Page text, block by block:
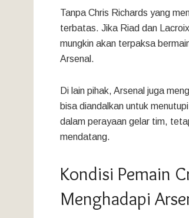
Tanpa Chris Richards yang
terbatas. Jika Riad dan
mungkin akan terpaksa
Arsenal.
Di lain pihak, Arsenal juga
bisa diandalkan untuk
dalam perayaan gelar tim,
mendatang.
Kondisi Pemain
Menghadapi